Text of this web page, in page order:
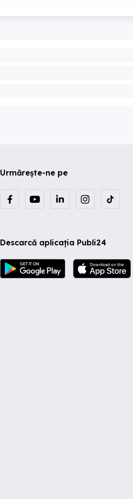
Urmărește-ne pe
Descarcă aplicația Publi24